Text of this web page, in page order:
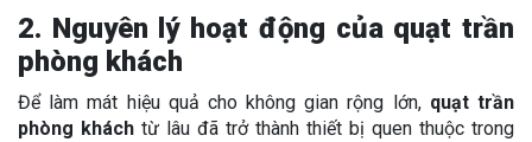
2. Nguyên lý hoạt động của quạt trần
phòng khách
Để làm mát hiệu quả cho không gian rộng lớn, quạt trần
phòng khách từ lâu đã trở thành thiết bị quen thuộc trong